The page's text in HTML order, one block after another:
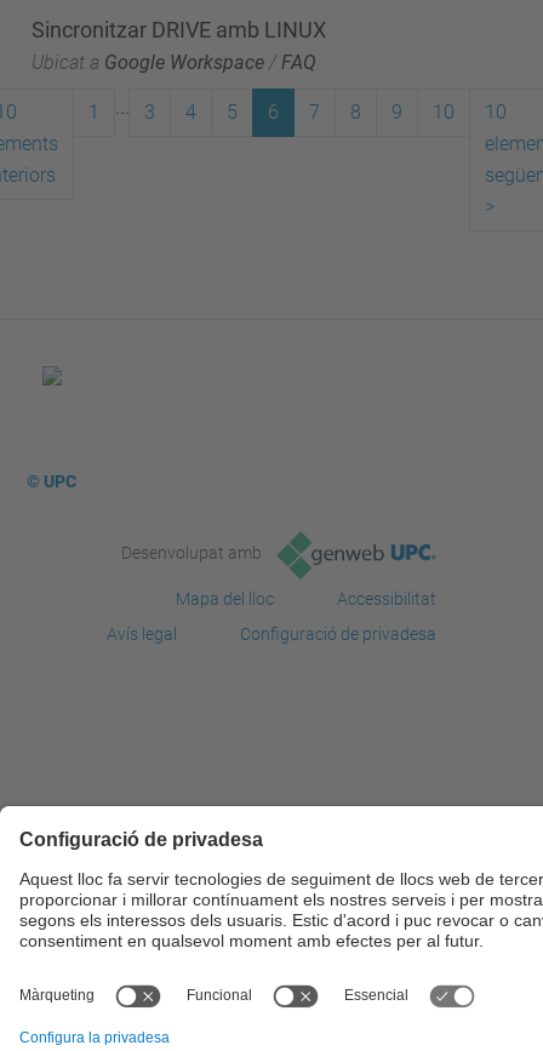
Sincronitzar DRIVE amb LINUX
Ubicat a Google Workspace /FAQ
1 3 4 5 6 7 8 9 10
10
>
© UPC
Desenvolupat amb
Mapa del lloc
Accessibilitat
Avís legal
Configuració de privadesa